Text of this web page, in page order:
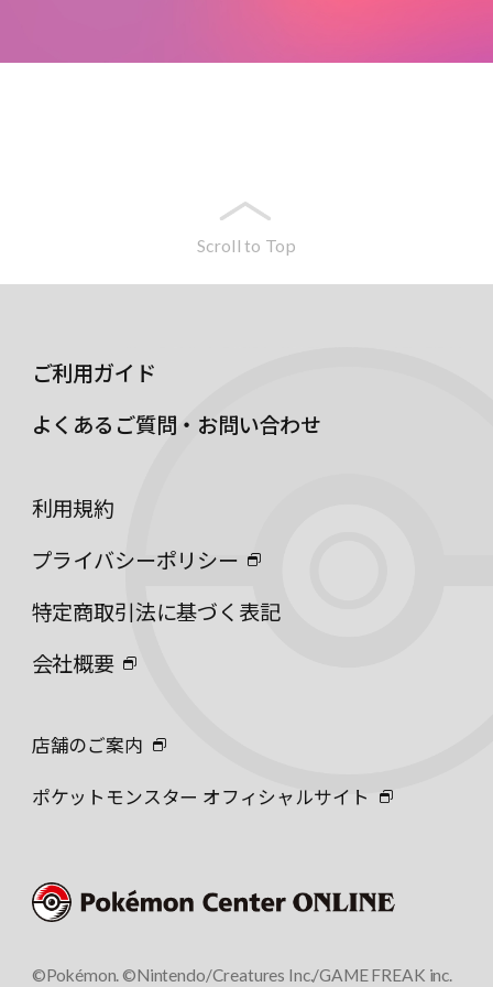
Scroll to Top
ご利用ガイド
よくあるご質問・お問い合わせ
利用規約
プライバシーポリシー
特定商取引法に基づく表記
会社概要
店舗のご案内
ポケットモンスター オフィシャルサイト
©Pokémon. ©Nintendo/Creatures Inc./GAME FREAK inc.